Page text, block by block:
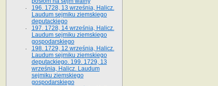
196. 1728, 13 września, Halicz.
Laudum sejmiku ziemskiego
deputackiego
197. 1728, 14 września, Halicz.
Laudum sejmiku ziemskiego
gospodarskiego
198. 1729, 12 września, Halicz.
Laudum sejmiku ziemskiego
deputackiego. 199. 1729, 13
września, Halicz. Laudum
sejmiku ziemskiego
gospodarskiego